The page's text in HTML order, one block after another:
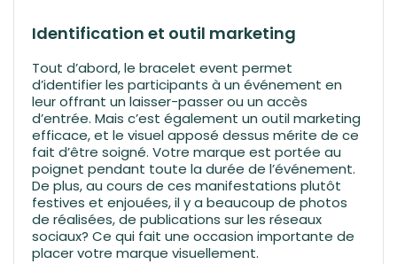
Identification et outil marketing
Tout d’abord, le bracelet event permet
d’identifier les participants à un événement en
leur offrant un laisser-passer ou un accès
d’entrée. Mais c’est également un outil marketing
efficace, et le visuel apposé dessus mérite de ce
fait d’être soigné. Votre marque est portée au
poignet pendant toute la durée de l’événement.
De plus, au cours de ces manifestations plutôt
festives et enjouées, il y a beaucoup de photos
de réalisées, de publications sur les réseaux
sociaux? Ce qui fait une occasion importante de
placer votre marque visuellement.